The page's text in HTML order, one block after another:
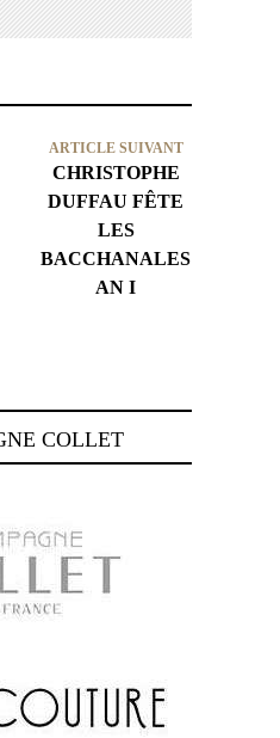
ARTICLE SUIVANT
CHRISTOPHE
DUFFAU FÊTE
LES
BACCHANALES
AN I
COLLET